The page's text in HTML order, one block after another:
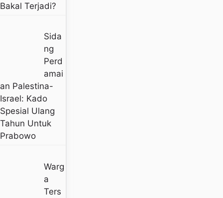
Bakal Terjadi?
Sida
Ng
Perd
Amai
An Palestina-
Israel: Kado
Spesial Ulang
Tahun Untuk
Prabowo
Warg
A
Ters